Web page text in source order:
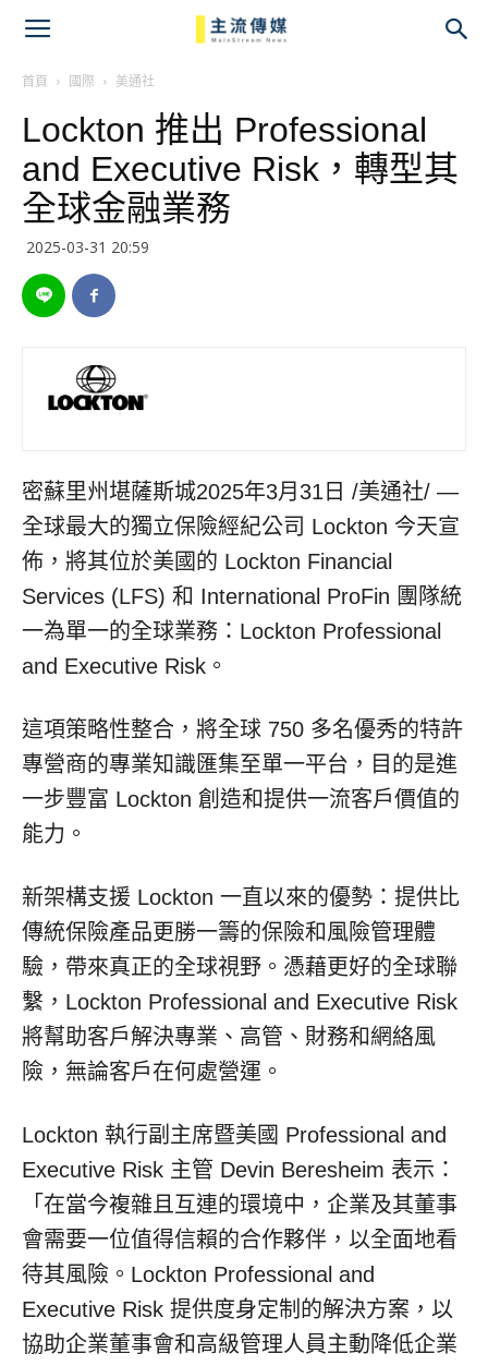
首頁 國際 美通社
Lockton 推出 Professional
and Executive Risk，轉型其
全球金融業務
2025-03-31 20:59
密蘇里州堪薩斯城2025年3月31日 /美通社/ —
全球最大的獨立保險經紀公司 Lockton 今天宣
佈，將其位於美國的 Lockton Financial
Services (LFS) 和 International ProFin 團隊統
一為單一的全球業務：Lockton Professional
and Executive Risk。
這項策略性整合，將全球 750 多名優秀的特許
專營商的專業知識匯集至單一平台，目的是進
一步豐富 Lockton 創造和提供一流客戶價值的
能力。
新架構支援 Lockton 一直以來的優勢：提供比
傳統保險產品更勝一籌的保險和風險管理體
驗，帶來真正的全球視野。憑藉更好的全球聯
繫，Lockton Professional and Executive Risk
將幫助客戶解決專業、高管、財務和網絡風
險，無論客戶在何處營運。
Lockton 執行副主席暨美國 Professional and
Executive Risk 主管 Devin Beresheim 表示：
「在當今複雜且互連的環境中，企業及其董事
會需要一位值得信賴的合作夥伴，以全面地看
待其風險。Lockton Professional and
Executive Risk 提供度身定制的解決方案，以
協助企業董事會和高級管理人員主動降低企業